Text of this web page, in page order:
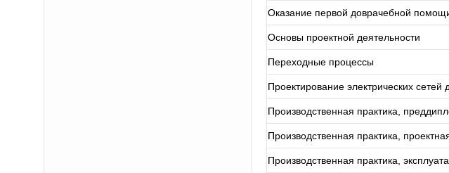
Оказание первой доврачебной
Основы проектной деятельности
Переходные процессы
Проектирование электрических сетей
Производственная практика,
Производственная практика,
Производственная практика,